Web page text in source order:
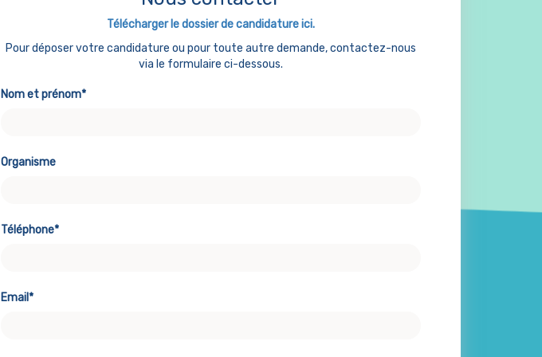
Télécharger le dossier de candidature ici.
Pour déposer votre candidature ou pour toute autre demande, contactez-nous
via le formulaire ci-dessous.
Nom et prénom*
Organisme
Téléphone*
Email*